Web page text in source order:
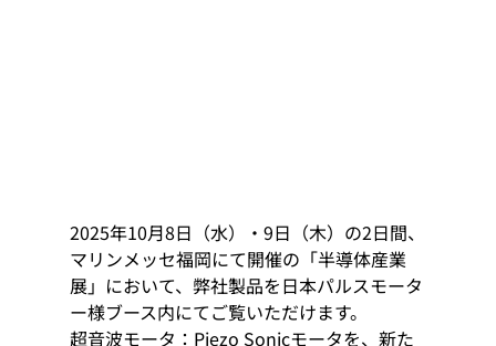
2025年10月8日（水）・9日（木）の2日間、
マリンメッセ福岡にて開催の「半導体産業
展」において、弊社製品を日本パルスモータ
ー様ブース内にてご覧いただけます。
超音波モータ：Piezo Sonicモータを、新た